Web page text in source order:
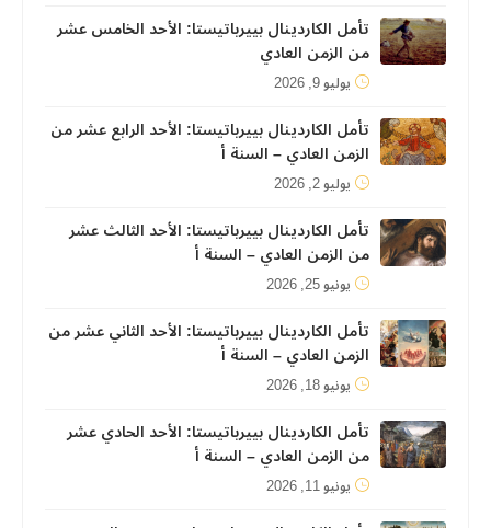
تأمل الكاردينال بييرباتيستا: الأحد الخامس عشر
من الزمن العادي
يوليو 9, 2026
تأمل الكاردينال بييرباتيستا: الأحد الرابع عشر من
الزمن العادي – السنة أ
يوليو 2, 2026
تأمل الكاردينال بييرباتيستا: الأحد الثالث عشر
من الزمن العادي – السنة أ
يونيو 25, 2026
تأمل الكاردينال بييرباتيستا: الأحد الثاني عشر من
الزمن العادي – السنة أ
يونيو 18, 2026
تأمل الكاردينال بييرباتيستا: الأحد الحادي عشر
من الزمن العادي – السنة أ
يونيو 11, 2026